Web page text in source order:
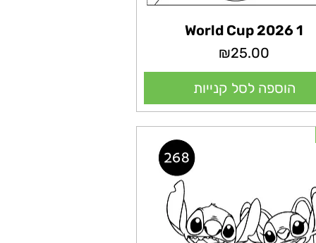
World Cup 2026 1
מחיר
₪25.00
הוספה לסל קנייות